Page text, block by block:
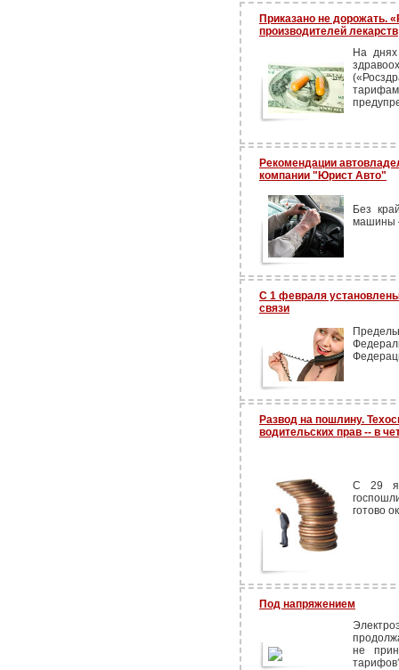
Приказано не дорожать.
производителей лекарств
На
Рекомендации
компании "Юрист Авто"
Без
машины
С 1 февраля
связи
Развод на пошлину.
водительских прав -- в
С 29
готово
Под напряжением
не